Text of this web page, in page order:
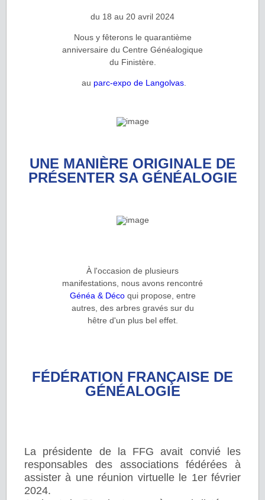
du 18 au 20 avril 2024
Nous y fêterons le quarantième
anniversaire du Centre Généalogique
du Finistère.
au parc-expo de Langolvas.
UNE MANIÈRE ORIGINALE DE
PRÉSENTER SA GÉNÉALOGIE
À l'occasion de plusieurs
manifestations, nous avons rencontré
Généa & Décoqui propose, entre
autres, des arbres gravés sur du
hêtre d'un plus bel effet.
FÉDÉRATION FRANÇAISE DE
GÉNÉALOGIE
La présidente de la FFG avait convié les
responsables des associations fédérées à
assister à une réunion virtuelle le 1er février
2024.